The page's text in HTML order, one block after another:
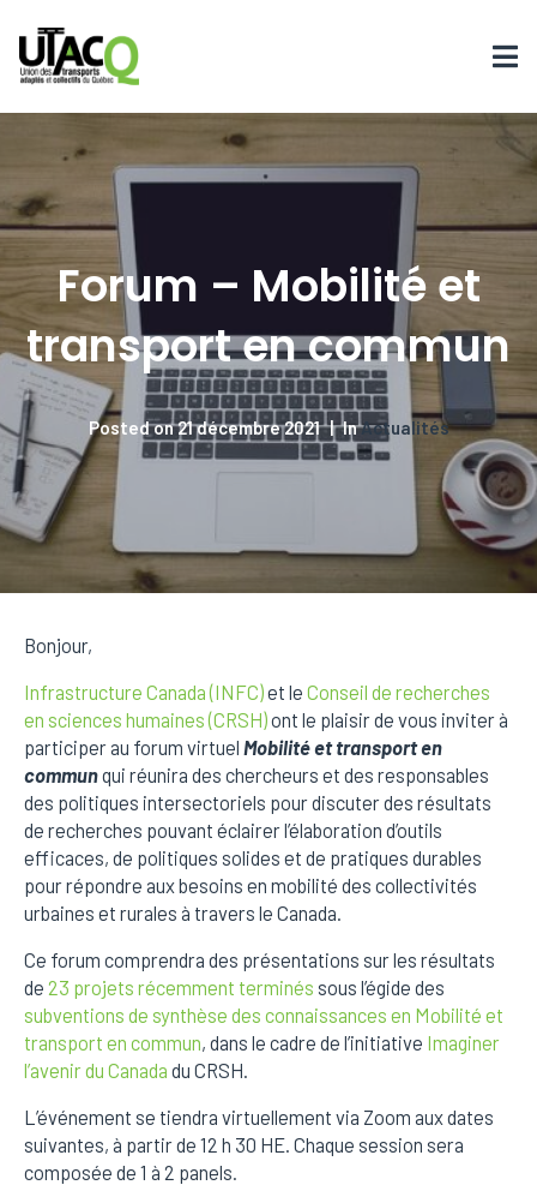
Forum – Mobilité et
transport en commun
Posted on21 décembre 2021 InActualités
Bonjour,
Infrastructure Canada (INFC)et le Conseil de recherches
en sciences humaines (CRSH)ont le plaisir de vous inviter à
participer au forum virtuel Mobilité et transport en
communqui réunira des chercheurs et des responsables
des politiques intersectoriels pour discuter des résultats
de recherches pouvant éclairer l’élaboration d’outils
efficaces, de politiques solides et de pratiques durables
pour répondre aux besoins en mobilité des collectivités
urbaines et rurales à travers le Canada.
Ce forum comprendra des présentations sur les résultats
de 23 projets récemment terminés sous l’égide des
subventions de synthèse des connaissances en Mobilité et
transport en commun, dans le cadre de l’initiative Imaginer
l’avenir du Canada du CRSH.
L’événement se tiendra virtuellement via Zoom aux dates
suivantes, à partir de 12 h 30 HE. Chaque session sera
composée de 1 à 2 panels.